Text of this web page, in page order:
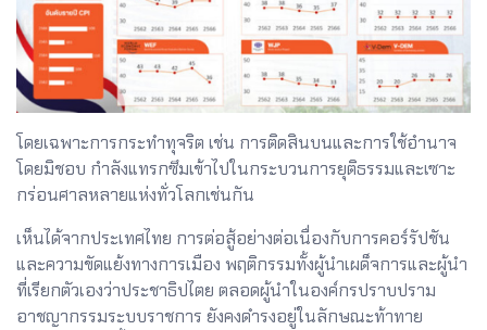
โดยเฉพาะการกระทำทุจริต เช่น การติดสินบนและการใช้อำนาจ
โดยมิชอบ กำลังแทรกซึมเข้าไปในกระบวนการยุติธรรมและเซาะ
กร่อนศาลหลายแห่งทั่วโลกเช่นกัน
เห็นได้จากประเทศไทย การต่อสู้อย่างต่อเนื่องกับการคอร์รัปชัน
และความขัดแย้งทางการเมือง พฤติกรรมทั้งผู้นำเผด็จการและผู้นำ
ที่เรียกตัวเองว่าประชาธิปไตย ตลอดผู้นำในองค์กรปราบปราม
อาชญากรรมระบบราชการ ยังคงดำรงอยู่ในลักษณะท้าทาย